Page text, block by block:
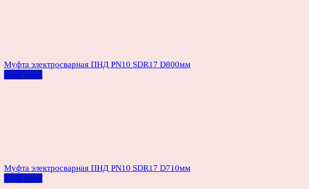
Муфта электросварная ПНД PN10 SDR17 D800мм
Read more
Муфта электросварная ПНД PN10 SDR17 D710мм
Read more